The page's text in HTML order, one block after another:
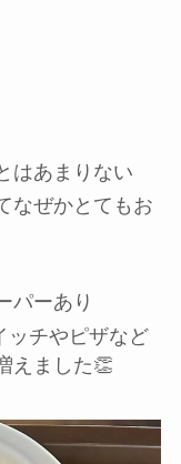
はあまりない
なぜかとてもお
パーあり
ッチやピザなど
えました👏